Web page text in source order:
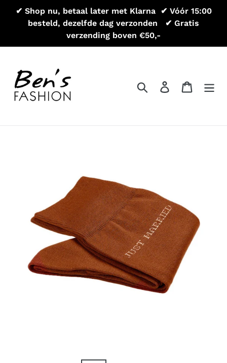
Meteen
inhoud
✔ Shop nu, betaal later met Klarna ㅤㅤㅤ ✔ Vóór 15:00
besteld, dezelfde dag verzonden ㅤ ㅤㅤ ✔ Gratis
verzending boven €50,-
ZoekenAanmelden